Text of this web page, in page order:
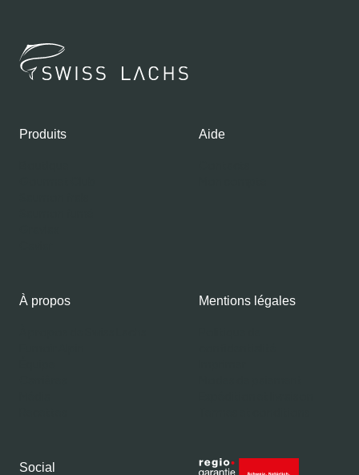
Produits Aide
À propos Mentions légales
Social